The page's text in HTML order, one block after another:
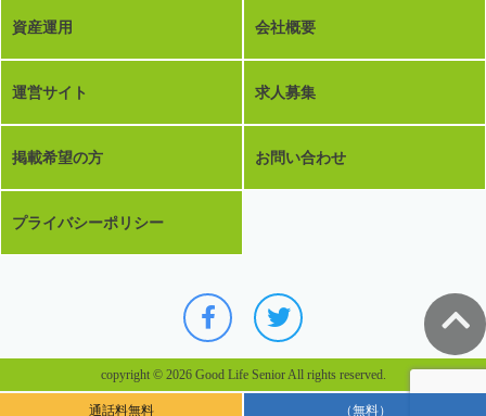
資産運用 会社概要
運営サイト 求人募集
掲載希望の方 お問い合わせ
プライバシーポリシー
copyright © 2026 Good Life Senior All rights reserved.
通話料無料 （無料）